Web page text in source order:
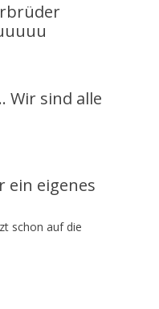
Wir sind alle
ein eigenes
schon auf die